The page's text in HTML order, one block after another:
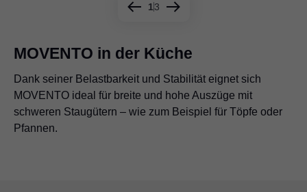
13
MOVENTO in der Küche
Dank seiner Belastbarkeit und Stabilität eignet sich
MOVENTO ideal für breite und hohe Auszüge mit
schweren Staugütern – wie zum Beispiel für Töpfe oder
Pfannen.
Ob breit oder schmal, hoch oder niedrig, mit MOVENTO
sind verschiedenste Möbel möglich – vom Lowboard für
den Fernseher bis hin zum Sideboard neben dem
Esstisch.
Selbst sehr große und geräumige Auszüge sind mit
MOVENTO realisierbar – zum Beispiel, um unter einer
Sitzbank viel Stauraum zu schaffen.